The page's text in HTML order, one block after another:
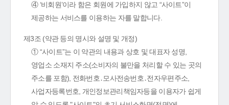
④ ‘비회원’이라 함은 회원에 가입하지 않고 “사이트”이
제공하는 서비스를 이용하는 자를 말합니다.
제3조 (약관 등의 명시와 설명 및 개정)
① “사이트”는 이 약관의 내용과 상호 및 대표자 성명,
영업소 소재지 주소(소비자의 불만을 처리할 수 있는 곳의
주소를 포함), 전화번호․모사전송번호․전자우편주소,
사업자등록번호, 개인정보관리책임자등을 이용자가 쉽게